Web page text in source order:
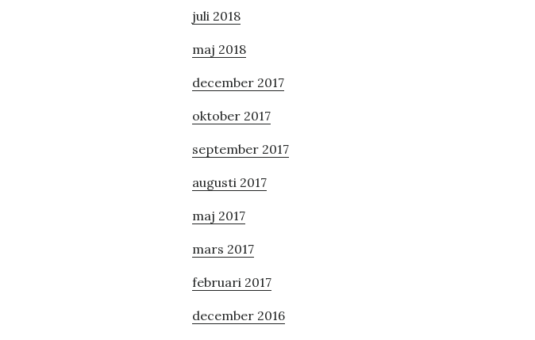
juli 2018
maj 2018
december 2017
oktober 2017
september 2017
augusti 2017
maj 2017
mars 2017
februari 2017
december 2016